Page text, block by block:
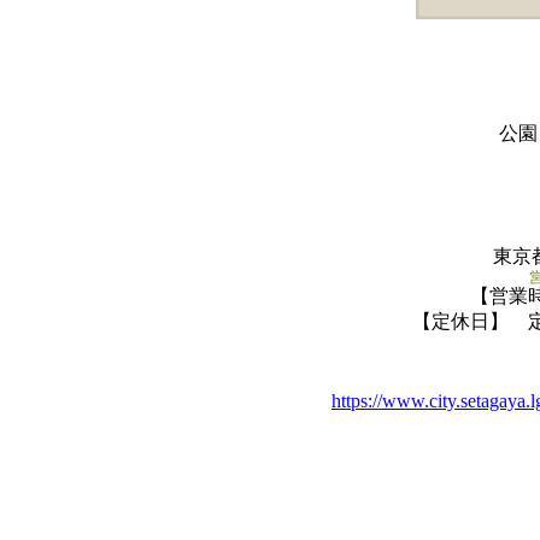
公
東京
【営
【定休日】
https://